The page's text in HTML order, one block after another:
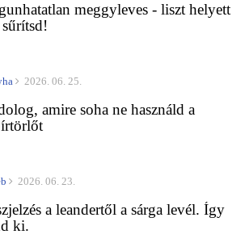
meggyleves - liszt helyett
2026. 06. 25.
amire soha ne használd a
2026. 06. 23.
a leandertől a sárga levél. Így
ki.